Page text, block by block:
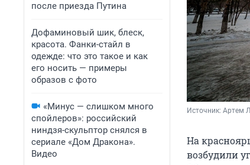
после приезда Путина
Дофаминовый шик, блеск,
красота. Фанки-стайл в
одежде: что это такое и как
его носить — примеры
образов с фото
«Минус — слишком много
спойлеров»: российский
ниндзя-скульптор снялся в
сериале «Дом Дракона».
Видео
Источник: Артем
На
возбудили